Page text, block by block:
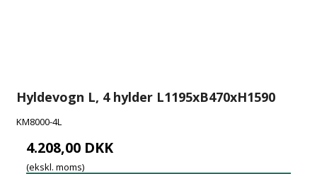
Hyldevogn L, 4 hylder L1195xB470xH1590
KM8000-4L
4.208,00 DKK
(ekskl. moms)